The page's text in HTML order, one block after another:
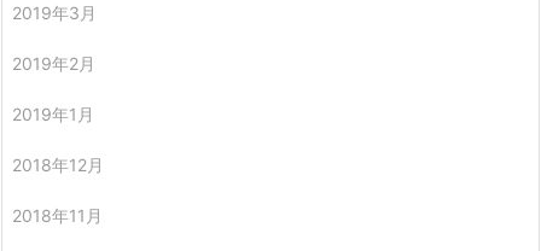
2019年3月
2019年2月
2019年1月
2018年12月
2018年11月